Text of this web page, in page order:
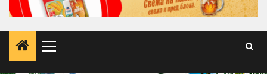
Primary